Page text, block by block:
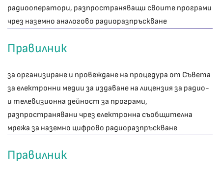
радиооператори, разпространяващи своите програми
чрез наземно аналогово радиоразпръскване
Правилник
за организиране и провеждане на процедура от Съвета
за електронни медии за издаване на лицензия за радио-
и телевизионна дейност за програми,
разпространявани чрез електронна съобщителна
мрежа за наземно цифрово радиоразпръскване
Правилник